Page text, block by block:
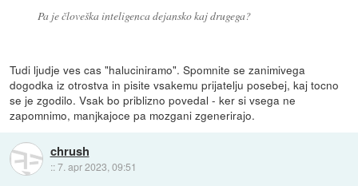
Pa je človeška inteligenca dejansko kaj drugega?
Tudi ljudje ves cas "haluciniramo". Spomnite se zanimivega
dogodka iz otrostva in pisite vsakemu prijatelju posebej, kaj tocno
se je zgodilo. Vsak bo priblizno povedal - ker si vsega ne
zapomnimo, manjkajoce pa mozgani zgenerirajo.
chrush
::7. apr 2023, 09:51